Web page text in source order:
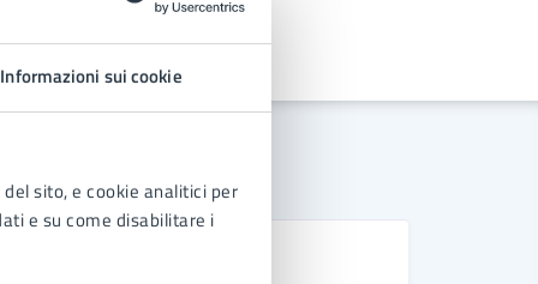
Informazioni sui cookie
sito, e cookie analitici per
e su come disabilitare i